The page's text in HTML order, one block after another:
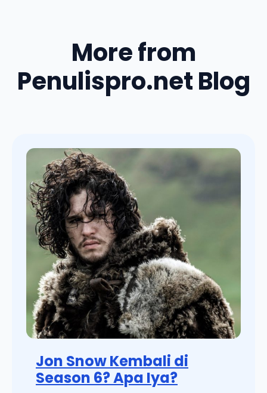
More from
Penulispro.net Blog
Jon Snow Kembali di
Season 6? Apa Iya?